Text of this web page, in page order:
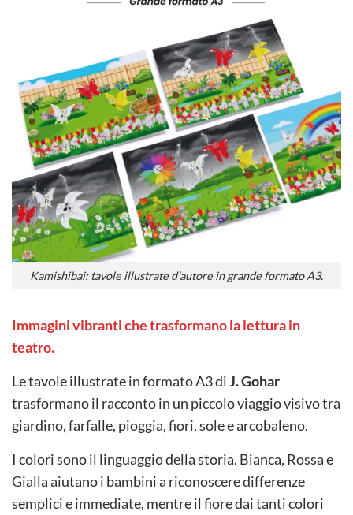
Kamishibai: tavole illustrate d’autore in grande formato A3.
Immagini vibranti che trasformano la lettura in
teatro.
Le tavole illustrate in formato A3 diJ. Gohar
trasformano il racconto in un piccolo viaggio visivo tra
giardino, farfalle, pioggia, fiori, sole e arcobaleno.
I colori sono il linguaggio della storia. Bianca, Rossa e
Gialla aiutano i bambini a riconoscere differenze
semplici e immediate, mentre il fiore dai tanti colori